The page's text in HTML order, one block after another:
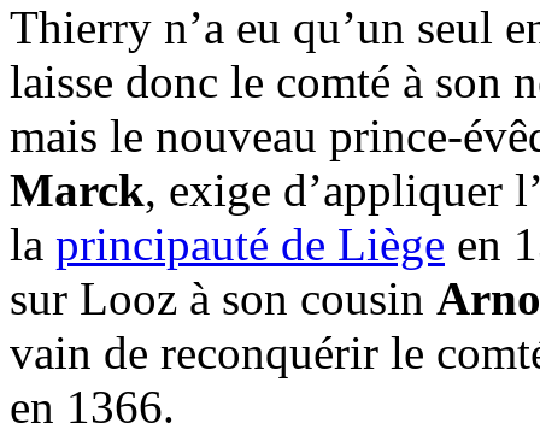
Thierry n’a eu qu’un seul
laisse donc le comté à son
mais le nouveau prince-
Marck, exige d’appliquer
la principauté de Liège en
sur Looz à son cousin
vain de reconquérir le
en 1366.